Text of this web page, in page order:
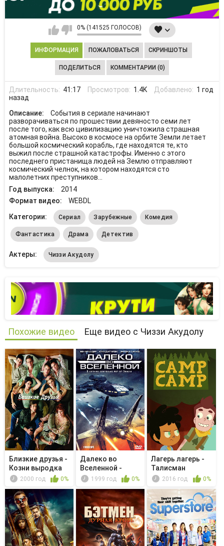
0% (141525 ГОЛОСОВ)
ИНФОРМАЦИЯ ПОЖАЛОВАТЬСЯ СКРИНШОТЫ
ПОДЕЛИТЬСЯ КОММЕНТАРИИ (0)
Длительность: 41:17 Просмотров: 1.4K Добавлено: 1 год
назад
Описание:
События в сериале начинают
разворачиваться по прошествии девяносто семи лет
после того, как всю цивилизацию уничтожила страшная
атомная война. Высоко в космосе на орбите Земли летает
большой космический корабль, где находятся те, кто
выжил после страшной катастрофы. Именно с этого
последнего пристанища людей на Землю отправляют
космический челнок, на котором находятся сто
малолетних преступников...
Год выпуска:
2014
Формат видео:
WEBDL
Категории:
Сериал Зарубежные Комедия
Фантастика Драма Детектив
Актеры: Чиззи Акудолу
Похожие видео Еще видео с Чиззи Акудолу
Близкие друзья -
Козни выродка
2000 год 0%
Далеко во
Вселенной -
Голубая
1999 год 0%
Лагерь лагерь -
Талисман
2016 год 0%